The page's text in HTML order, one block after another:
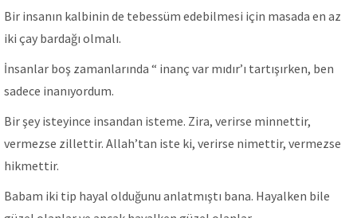
Bir insanın kalbinin de tebessüm edebilmesi için masada en az
iki çay bardağı olmalı.
İnsanlar boş zamanlarında “ inanç var mıdır’ı tartışırken, ben
sadece inanıyordum.
Bir şey isteyince insandan isteme. Zira, verirse minnettir,
vermezse zillettir. Allah’tan iste ki, verirse nimettir, vermezse
hikmettir.
Babam iki tip hayal olduğunu anlatmıştı bana. Hayalken bile